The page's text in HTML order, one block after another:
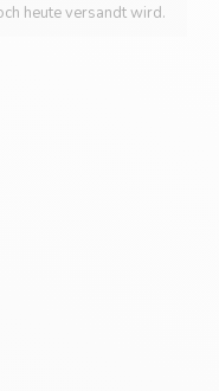
heute versandt wird.